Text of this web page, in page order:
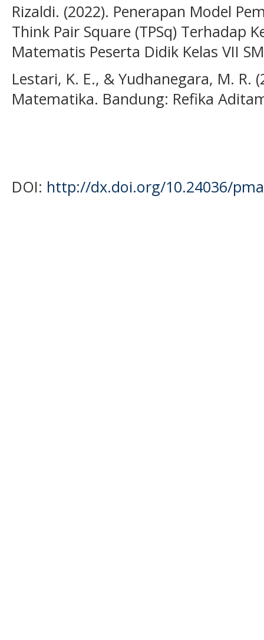
Rizaldi. (2022). Penerapan Model
Think Pair Square (TPSq) Terhadap
Matematis Peserta Didik Kelas VII
Lestari, K. E., & Yudhanegara, M. R.
Matematika. Bandung: Refika
DOI: http://dx.doi.org/10.24036/